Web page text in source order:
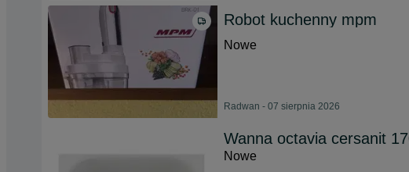
Robot kuchenny mpm
Nowe
Radwan - 07 sierpnia 2026
Wanna octavia cersanit
Nowe